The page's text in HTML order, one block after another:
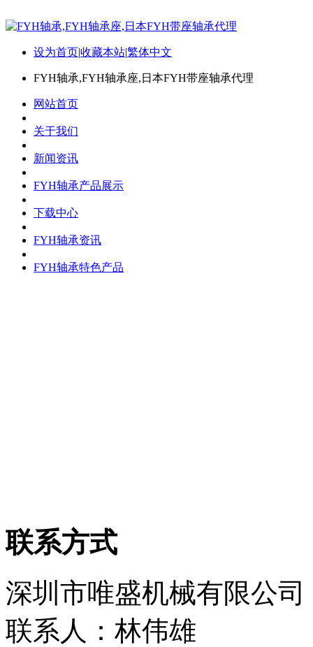
设为首页|收藏本站|繁体中文
FYH轴承,FYH轴承座,日本FYH带座轴承代理
网站首页
关于我们
新闻资讯
FYH轴承产品展示
下载中心
FYH轴承资讯
FYH轴承特色产品
联系方式
深圳市唯盛机械有限公司
联系人：林伟雄